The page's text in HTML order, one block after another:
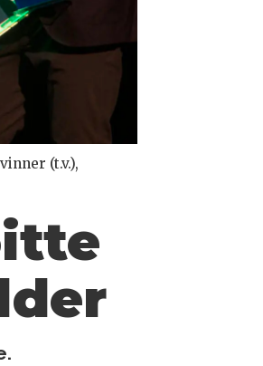
(t.v.),